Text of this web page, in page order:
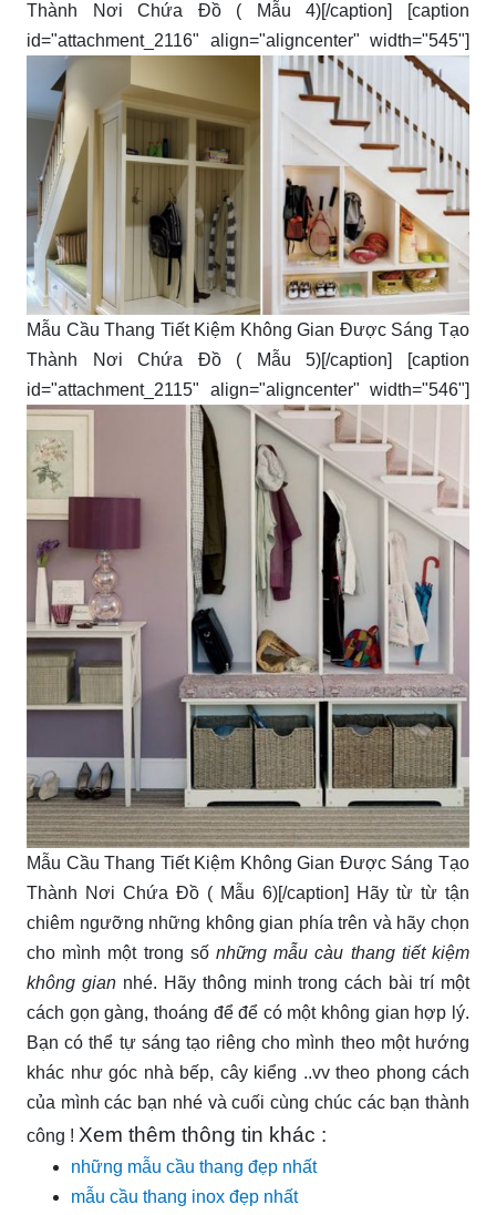
Thành Nơi Chứa Đồ ( Mẫu 4)[/caption] [caption
id="attachment_2116" align="aligncenter" width="545"]
Mẫu Cầu Thang Tiết Kiệm Không Gian Được Sáng Tạo
Thành Nơi Chứa Đồ ( Mẫu 5)[/caption] [caption
id="attachment_2115" align="aligncenter" width="546"]
Mẫu Cầu Thang Tiết Kiệm Không Gian Được Sáng Tạo
Thành Nơi Chứa Đồ ( Mẫu 6)[/caption] Hãy từ từ tận
chiêm ngưỡng những không gian phía trên và hãy chọn
cho mình một trong số những mẫu càu thang tiết kiệm
không giannhé. Hãy thông minh trong cách bài trí một
cách gọn gàng, thoáng để để có một không gian hợp lý.
Bạn có thể tự sáng tạo riêng cho mình theo một hướng
khác như góc nhà bếp, cây kiểng ..vv theo phong cách
của mình các bạn nhé và cuối cùng chúc các bạn thành
công ! Xem thêm thông tin khác :
những mẫu cầu thang đẹp nhất
mẫu cầu thang inox đẹp nhất